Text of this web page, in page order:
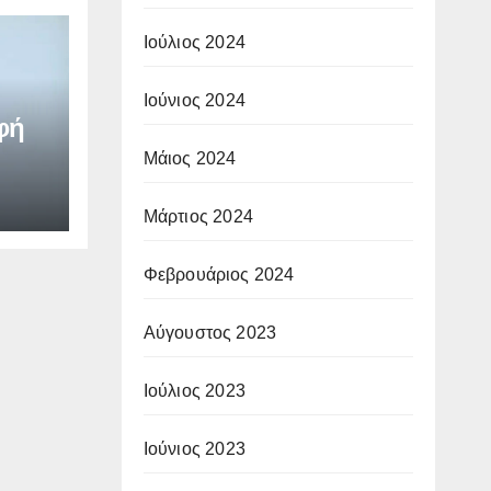
Ιούλιος 2024
Ιούνιος 2024
Μάιος 2024
Μάρτιος 2024
Φεβρουάριος 2024
Αύγουστος 2023
Ιούλιος 2023
Ιούνιος 2023